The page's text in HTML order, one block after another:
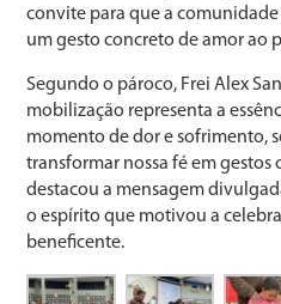
convite para que a
um gesto concreto de amor ao
Segundo o pároco, Frei Alex
mobilização representa a
momento de dor e sofrimento,
transformar nossa fé em gestos
destacou a mensagem
o espírito que motivou a
beneficente.